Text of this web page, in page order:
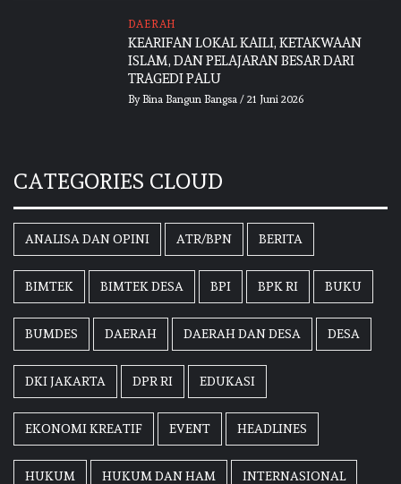
DAERAH
KEARIFAN LOKAL KAILI, KETAKWAAN
ISLAM, DAN PELAJARAN BESAR DARI
TRAGEDI PALU
By Bina Bangun Bangsa/ 21 Juni 2026
CATEGORIES CLOUD
ANALISA DAN OPINI ATR/BPN BERITA
BIMTEK BIMTEK DESA BPI BPK RI BUKU
BUMDES DAERAH DAERAH DAN DESA DESA
DKI JAKARTA DPR RI EDUKASI
EKONOMI KREATIF EVENT HEADLINES
HUKUM HUKUM DAN HAM INTERNASIONAL